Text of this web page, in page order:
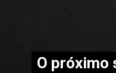
O próximo
O próximo